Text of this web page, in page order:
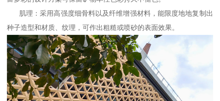
肌理：采用高强度细骨料以及纤维增强材料，能限度地地复制出
种子造型和材质、纹理，可作出粗糙或喷砂的表面效果。